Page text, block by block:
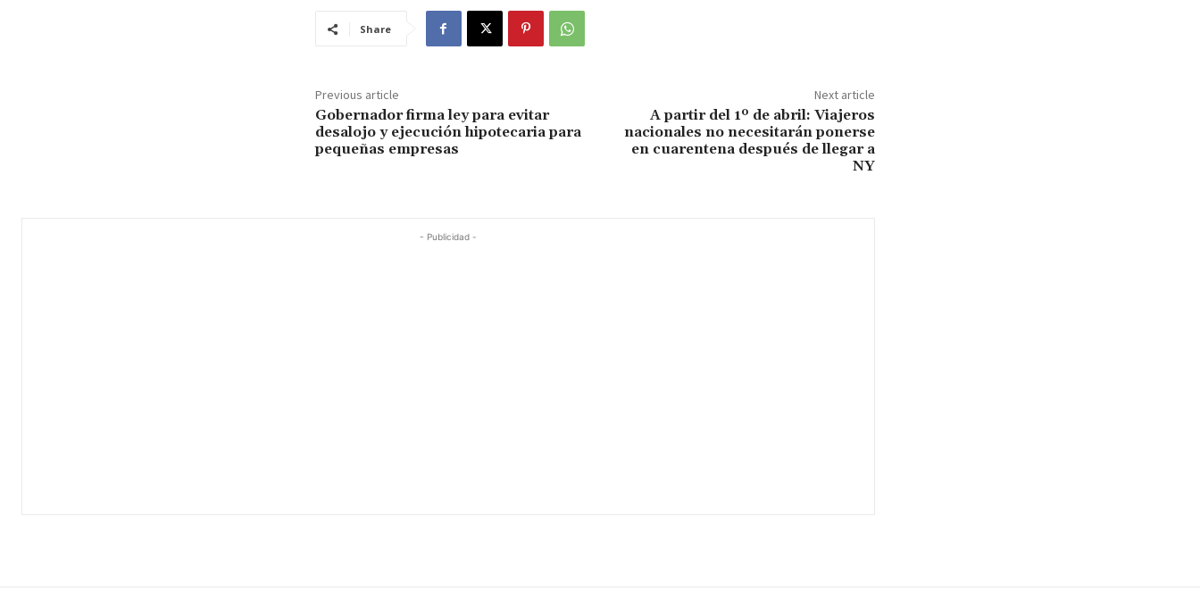
Share
Previous article
Gobernador firma ley para evitar
desalojo y ejecución hipotecaria para
pequeñas empresas
Next article
A partir del 1º de abril: Viajeros
nacionales no necesitarán ponerse
en cuarentena después de llegar a
NY
- Publicidad -